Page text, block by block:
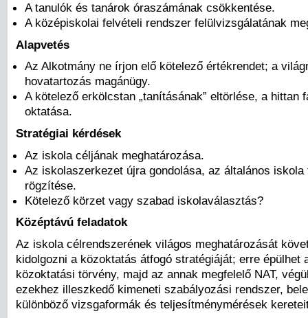
A tanulók és tanárok óraszámának csökkentése.
A középiskolai felvételi rendszer felülvizsgálatának
Alapvetés
Az Alkotmány ne írjon elő kötelező értékrendet; a
hovatartozás magánügy.
A kötelező erkölcstan „tanításának” eltörlése, a hittan
oktatása.
Stratégiai kérdések
Az iskola céljának meghatározása.
Az iskolaszerkezet újra gondolása, az általános iskola
rögzítése.
Kötelező körzet vagy szabad iskolaválasztás?
Középtávú feladatok
Az iskola célrendszerének világos meghatározását
kidolgozni a közoktatás átfogó stratégiáját; erre épülhet
közoktatási törvény, majd az annak megfelelő NAT,
ezekhez illeszkedő kimeneti szabályozási rendszer,
különböző vizsgaformák és teljesítménymérések